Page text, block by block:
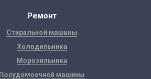
Ремонт
Стиральной машины
Холодильника
Морозильника
Посудомоечной машины